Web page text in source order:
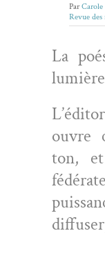
Par
Revue des
La
lumière
ouvre
ton,